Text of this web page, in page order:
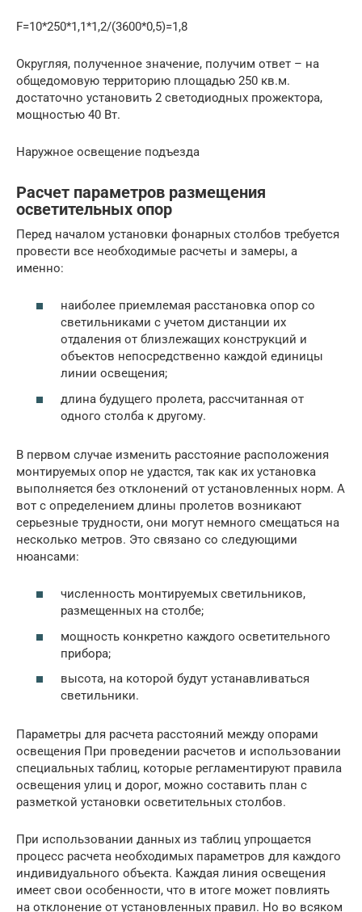
F=10*250*1,1*1,2/(3600*0,5)=1,8
Округляя, полученное значение, получим ответ – на
общедомовую территорию площадью 250 кв.м.
достаточно установить 2 светодиодных прожектора,
мощностью 40 Вт.
Наружное освещение подъезда
Расчет параметров размещения
осветительных опор
Перед началом установки фонарных столбов требуется
провести все необходимые расчеты и замеры, а
именно:
наиболее приемлемая расстановка опор со
светильниками с учетом дистанции их
отдаления от близлежащих конструкций и
объектов непосредственно каждой единицы
линии освещения;
длина будущего пролета, рассчитанная от
одного столба к другому.
В первом случае изменить расстояние расположения
монтируемых опор не удастся, так как их установка
выполняется без отклонений от установленных норм. А
вот с определением длины пролетов возникают
серьезные трудности, они могут немного смещаться на
несколько метров. Это связано со следующими
нюансами:
численность монтируемых светильников,
размещенных на столбе;
мощность конкретно каждого осветительного
прибора;
высота, на которой будут устанавливаться
светильники.
Параметры для расчета расстояний между опорами
освещения При проведении расчетов и использовании
специальных таблиц, которые регламентируют правила
освещения улиц и дорог, можно составить план с
разметкой установки осветительных столбов.
При использовании данных из таблиц упрощается
процесс расчета необходимых параметров для каждого
индивидуального объекта. Каждая линия освещения
имеет свои особенности, что в итоге может повлиять
на отклонение от установленных правил. Но во всяком